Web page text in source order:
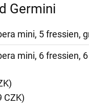
Germini
mini, 5 fressien,
mini, 6 fressien,
CZK)